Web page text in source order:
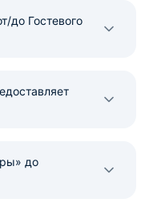
до Гостевого
до